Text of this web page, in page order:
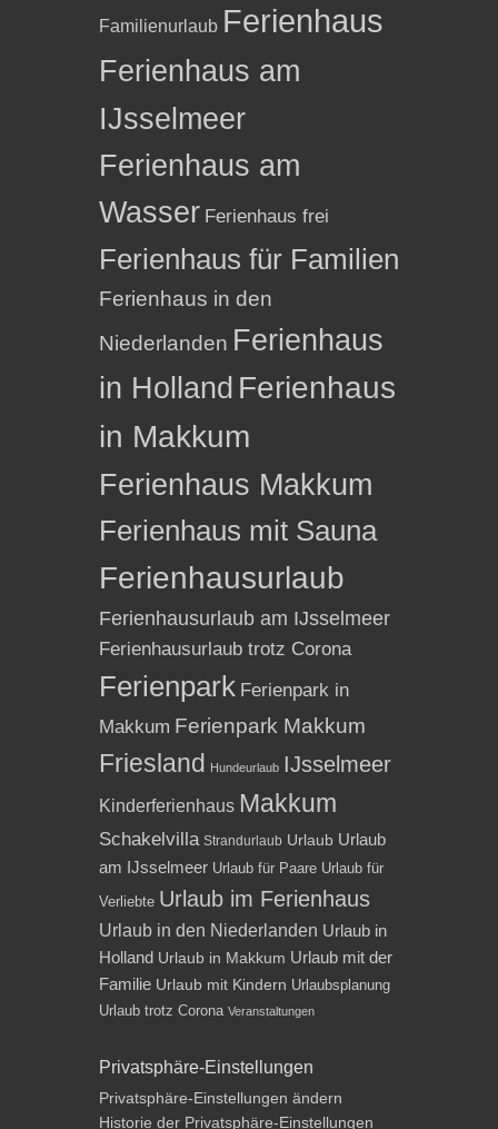
Familienurlaub Ferienhaus
Ferienhaus am
IJsselmeer
Ferienhaus am
Wasser Ferienhaus frei
Ferienhaus für Familien
Ferienhaus in den
Niederlanden Ferienhaus
in Holland Ferienhaus
in Makkum
Ferienhaus Makkum
Ferienhaus mit Sauna
Ferienhausurlaub
Ferienhausurlaub am IJsselmeer
Ferienhausurlaub trotz Corona
Ferienpark Ferienpark in
Makkum Ferienpark Makkum
Friesland Hundeurlaub IJsselmeer
Kinderferienhaus Makkum
Schakelvilla Strandurlaub Urlaub Urlaub
am IJsselmeer Urlaub für Paare Urlaub für
Verliebte Urlaub im Ferienhaus
Urlaub in den Niederlanden Urlaub in
Holland Urlaub in Makkum Urlaub mit der
Familie Urlaub mit Kindern Urlaubsplanung
Urlaub trotz Corona Veranstaltungen
Privatsphäre-Einstellungen
Privatsphäre-Einstellungen ändern
Historie der Privatsphäre-Einstellungen